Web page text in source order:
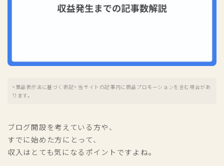
<景品表示法に基づく表記> 当サイトの記事内に商品プロモーションを含む場合があ
ります。
ブログ開設を考えている方や、
すでに始めた方にとって、
収入はとても気になるポイントですよね。